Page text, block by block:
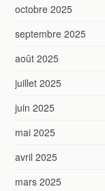
octobre 2025
septembre 2025
août 2025
juillet 2025
juin 2025
mai 2025
avril 2025
mars 2025